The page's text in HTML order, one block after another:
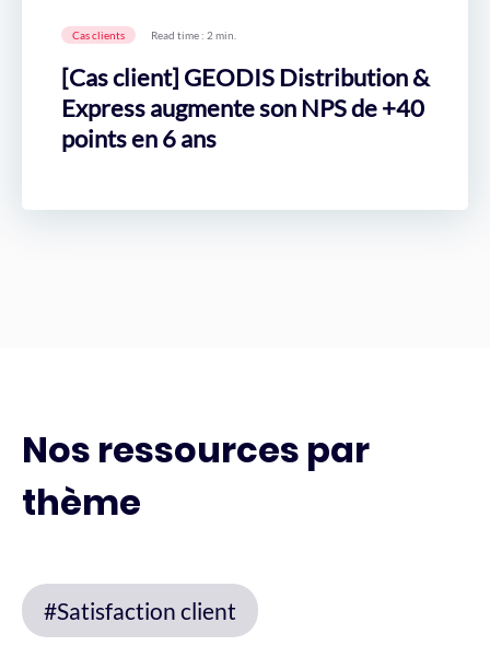
Cas clients Read time : 2 min.
[Cas client] GEODIS Distribution &
Express augmente son NPS de +40
points en 6 ans
Nos ressources par
thème
#Satisfaction client